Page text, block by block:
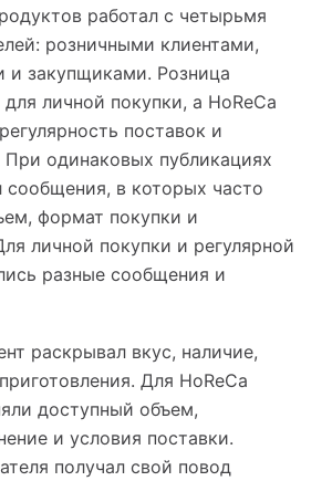
работал с четырьмя
розничными клиентами,
и закупщиками. Розница
личной покупки, а HoReCa
поставок и
При одинаковых публикациях
в которых часто
формат покупки и
личной покупки и регулярной
разные сообщения и
раскрывал вкус, наличие,
Для HoReCa
доступный объем,
и условия поставки.
получал свой повод